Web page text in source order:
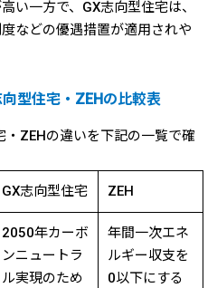
い一方で、GX志向型住宅は、
などの優遇措置が適用されや
型住宅・ZEHの比較表
・ZEHの違いを下記の一覧で確
GX志向型住宅 ZEH
2050年カーボ
ンニュートラ
ル実現のため
年間一次エネ
ルギー収支を
0以下にする